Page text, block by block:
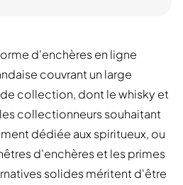
d'enchères en ligne
couvrant un large
collection, dont le whisky et
collectionneurs souhaitant
dédiée aux spiritueux, ou
d'enchères et les primes
solides méritent d'être